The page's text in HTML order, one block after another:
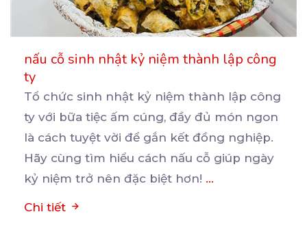
nấu cỗ sinh nhật kỷ niệm thành lập công
ty
Tổ chức sinh nhật kỷ niệm thành lập công
ty với bữa tiệc ấm cúng, đầy đủ món ngon
là cách tuyệt vời để gắn kết đồng nghiệp.
Hãy cùng tìm hiểu cách nấu cỗ giúp ngày
kỷ niệm trở nên đặc biệt hơn! ...
Chi tiết